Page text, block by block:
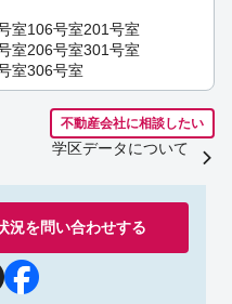
室106号室201号室
室206号室301号室
室306号室
不動産会社に相談したい
学区データについて
況を問い合わせする